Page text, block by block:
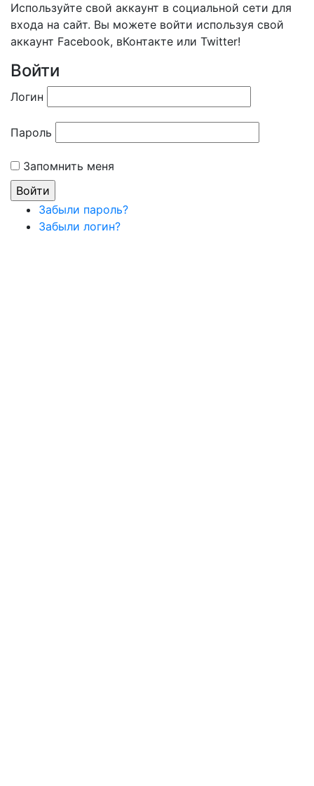
Используйте свой аккаунт в социальной сети для
входа на сайт. Вы можете войти используя свой
аккаунт Facebook, вКонтакте или Twitter!
Войти
Логин
Пароль
Запомнить меня
Забыли пароль?
Забыли логин?